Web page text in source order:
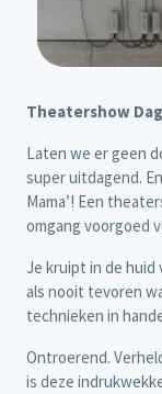
Theatershow
Laten we er geen
super uitdagend.
Mama’! Een
omgang voorgoed
Je kruipt in de huid
als nooit tevoren
technieken in
Ontroerend.
is deze